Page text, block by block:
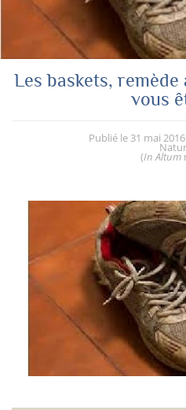
Les baskets,
vous
Publié le 31 mai 2016
(In Altum